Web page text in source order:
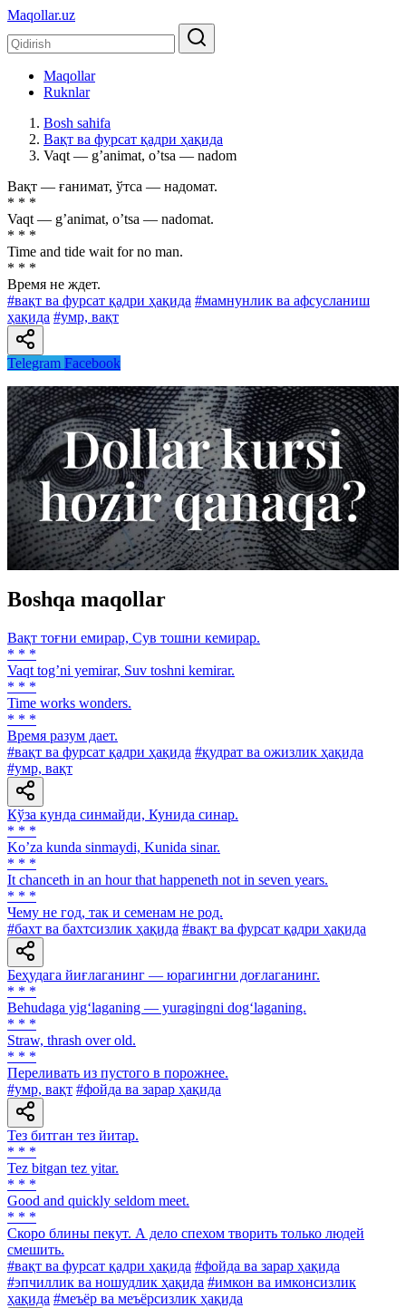
Maqollar.uz
Maqollar
Ruknlar
Bosh sahifa
Вақт ва фурсат қадри ҳақида
Vaqt — gʼanimat, oʼtsa — nadom
Вақт — ғанимат, ўтса — надомат.
* * *
Vaqt — gʼanimat, oʼtsa — nadomat.
* * *
Time and tide wait for no man.
* * *
Время не ждет.
#вақт ва фурсат қадри ҳақида #мамнунлик ва афсусланиш
ҳақида #умр, вақт
Telegram Facebook
Boshqa maqollar
Вақт тоғни емирар, Сув тошни кемирар.
* * *
Vaqt togʼni yemirar, Suv toshni kemirar.
* * *
Time works wonders.
* * *
Время разум дает.
#вақт ва фурсат қадри ҳақида #қудрат ва ожизлик ҳақида
#умр, вақт
Кўза кунда синмайди, Кунида синар.
* * *
Koʼza kunda sinmaydi, Kunida sinar.
* * *
It chanceth in an hour that happeneth not in seven years.
* * *
Чему не год, так и семенам не род.
#бахт ва бахтсизлик ҳақида #вақт ва фурсат қадри ҳақида
Беҳудага йиғлаганинг — юрагингни доғлаганинг.
* * *
Behudaga yig‘laganing — yuragingni dog‘laganing.
* * *
Straw, thrash over old.
* * *
Переливать из пустого в порожнее.
#умр, вақт #фойда ва зарар ҳақида
Тез битган тез йитар.
* * *
Tez bitgan tez yitar.
* * *
Good and quickly seldom meet.
* * *
Скоро блины пекут. А дело спехом творить только людей
смешить.
#вақт ва фурсат қадри ҳақида #фойда ва зарар ҳақида
#эпчиллик ва ношудлик ҳақида #имкон ва имконсизлик
ҳақида #меъёр ва меъёрсизлик ҳақида